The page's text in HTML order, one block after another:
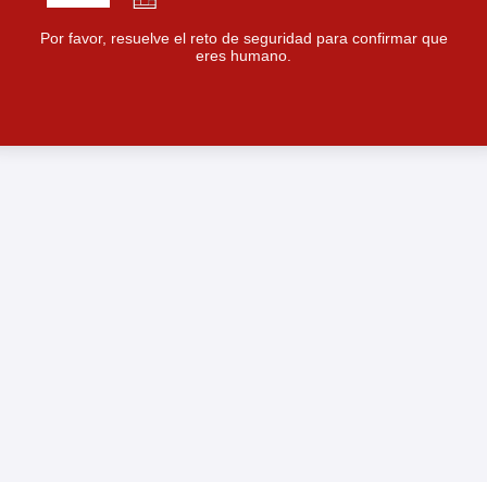
Por favor, resuelve el reto de seguridad para confirmar que
eres humano.